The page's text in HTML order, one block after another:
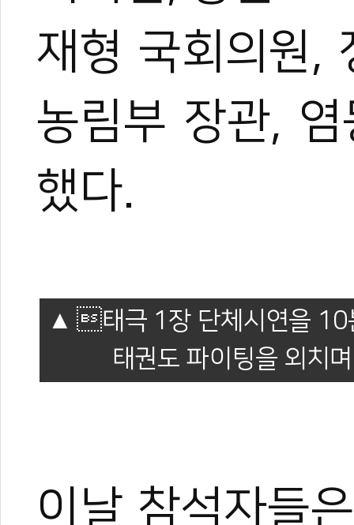
재형 국회의원,
농림부 장관,
했다.
태극 1장 단체시연을 10
태권도 파이팅을 외치
이날 참석자들